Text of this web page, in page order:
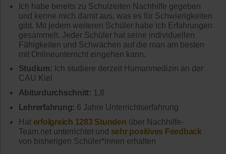
Ich habe bereits zu Schulzeiten Nachhilfe gegeben
und kenne mich damit aus, was es für Schwierigkeiten
gibt. Mit jedem weiteren Schüler habe ich Erfahrungen
gesammelt. Jeder Schüler hat seine individuellen
Fähigkeiten und Schwächen auf die man am besten
mit Onlineunterricht eingehen kann.
Studium: Ich studiere derzeit Humanmedizin an der
CAU Kiel
Abiturdurchschnitt: 1,8
Lehrerfahrung: 6 Jahre Unterrichtserfahrung
Hat erfolgreich 1283 Stunden über Nachhilfe-
Team.net unterrichtet und sehr positives Feedback
von bisherigen Schüler*innen erhalten